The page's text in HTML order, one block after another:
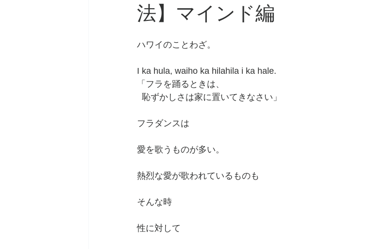
法】マインド編
ハワイのことわざ。
I ka hula, waiho ka hilahila i ka hale.
「フラを踊るときは、
  恥ずかしさは家に置いてきなさい」
フラダンスは
愛を歌うものが多い。
熱烈な愛が歌われているものも
そんな時
性に対して